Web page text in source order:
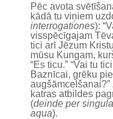
Pēc avota
kādā tu viņiem
interrogationes):
visspēcīgajam
tici arī Jēzum
mūsu Kungam,
“Es ticu.” “Vai tu
Baznīcai, grēku
augšāmcelšanai?”
katras atbildes
(deinde per
aqua).